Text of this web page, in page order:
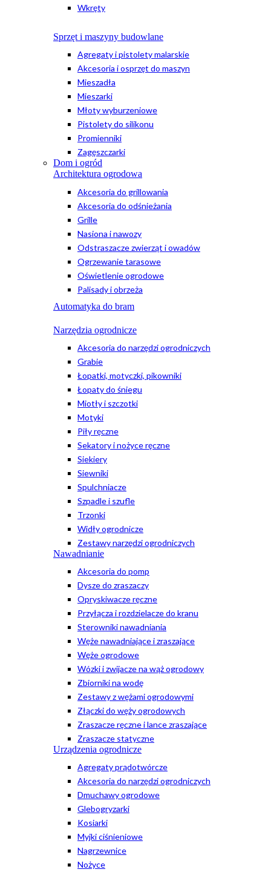
Wkręty
Sprzęt i maszyny budowlane
Agregaty i pistolety malarskie
Akcesoria i osprzęt do maszyn
Mieszadła
Mieszarki
Młoty wyburzeniowe
Pistolety do silikonu
Promienniki
Zagęszczarki
Dom i ogród
Architektura ogrodowa
Akcesoria do grillowania
Akcesoria do odśnieżania
Grille
Nasiona i nawozy
Odstraszacze zwierząt i owadów
Ogrzewanie tarasowe
Oświetlenie ogrodowe
Palisady i obrzeża
Automatyka do bram
Narzędzia ogrodnicze
Akcesoria do narzędzi ogrodniczych
Grabie
Łopatki, motyczki, pikowniki
Łopaty do śniegu
Miotły i szczotki
Motyki
Piły ręczne
Sekatory i nożyce ręczne
Siekiery
Siewniki
Spulchniacze
Szpadle i szufle
Trzonki
Widły ogrodnicze
Zestawy narzędzi ogrodniczych
Nawadnianie
Akcesoria do pomp
Dysze do zraszaczy
Opryskiwacze ręczne
Przyłącza i rozdzielacze do kranu
Sterowniki nawadniania
Węże nawadniające i zraszające
Węże ogrodowe
Wózki i zwijacze na wąż ogrodowy
Zbiorniki na wodę
Zestawy z wężami ogrodowymi
Złączki do węży ogrodowych
Zraszacze ręczne i lance zraszające
Zraszacze statyczne
Urządzenia ogrodnicze
Agregaty prądotwórcze
Akcesoria do narzędzi ogrodniczych
Dmuchawy ogrodowe
Glebogryzarki
Kosiarki
Myjki ciśnieniowe
Nagrzewnice
Nożyce